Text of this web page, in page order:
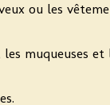
ou les
muqueuses et